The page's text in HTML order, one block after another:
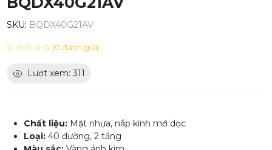
SKU: BQDX40G21AV
(0 đánh giá)
Lượt xem: 311
Chất liệu:Mặt nhựa, nắp kính mở dọc
Loại: 40 đường, 2 tầng